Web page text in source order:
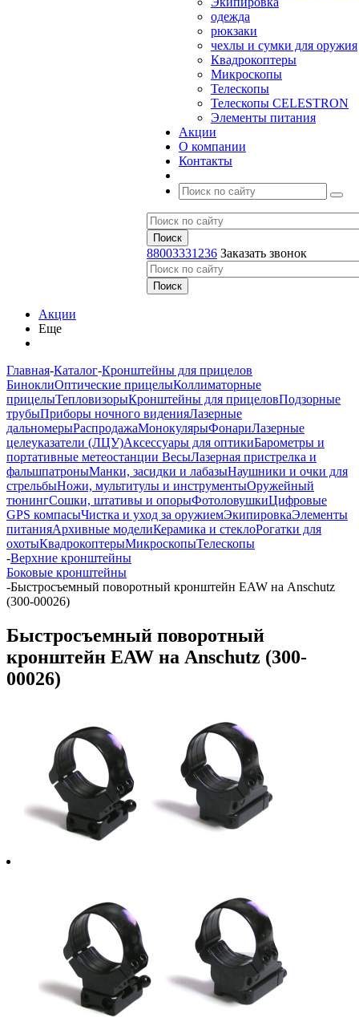
одежда
рюкзаки
чехлы и сумки для оружия
Квадрокоптеры
Микроскопы
Телескопы
Телескопы CELESTRON
Элементы питания
Акции
О компании
Контакты
88003331236 Заказать звонок
Акции
Еще
Главная-Каталог-Кронштейны для прицелов
БиноклиОптические прицелыКоллиматорные
прицелыТепловизорыКронштейны для прицеловПодзорные
трубыПриборы ночного виденияЛазерные
дальномерыРаспродажаМонокулярыФонариЛазерные
целеуказатели (ЛЦУ)Аксессуары для оптикиБарометры и
портативные метеостанции ВесыЛазерная пристрелка и
фальшпатроныМанки, засидки и лабазыНаушники и очки для
стрельбыНожи, мультитулы и инструментыОружейный
тюнингСошки, штативы и опорыФотоловушкиЦифровые
GPS компасыЧистка и уход за оружиемЭкипировкаЭлементы
питанияАрхивные моделиКерамика и стеклоРогатки для
охотыКвадрокоптерыМикроскопыТелескопы
-Верхние кронштейны
Боковые кронштейны
-Быстросъемный поворотный кронштейн EAW на Anschutz
(300-00026)
Быстросъемный поворотный
кронштейн EAW на Anschutz (300-
00026)